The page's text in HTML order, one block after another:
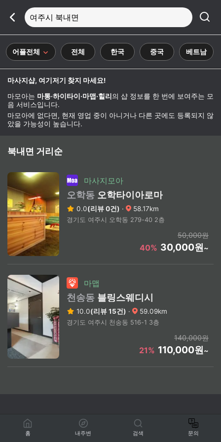
여주시 북내면
어플전체 전체 한국 중국 베트남
마사지샵, 여기저기 찾지 마세요!
마모아는 마통·하이타이·마맵·힐리 의 샵 정보를 한 번에 보여주는 모
음 서비스입니다.
마모아에 없다면, 현재 영업 중이 아니거나 다른 곳에도 등록되지 않
았을 가능성이 높습니다.
북내면 거리순
마사지모아
오학동 오학타이아로마
0.0(리뷰 0건) · 58.17km
경기도 여주시 오학동 279-40 2층
50,000원
40% 30,000원~
마맵
천송동 블링스웨디시
10.0(리뷰 15건) · 59.09km
경기도 여주시 천송동 516-1 3층
140,000원
21% 110,000원~
홈 내주변 검색 문의